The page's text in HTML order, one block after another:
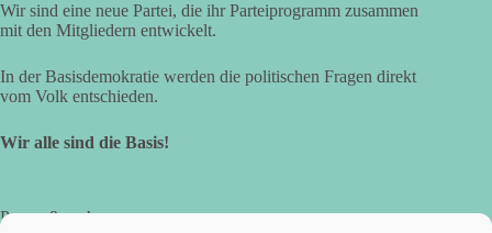
Wir sind eine neue Partei, die ihr Parteiprogramm zusammen
mit den Mitgliedern entwickelt.
In der Basisdemokratie werden die politischen Fragen direkt
vom Volk entschieden.
Wir alle sind die Basis!
Presse & mehr